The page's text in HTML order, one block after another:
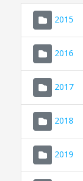
2015
2016
2017
2018
2019